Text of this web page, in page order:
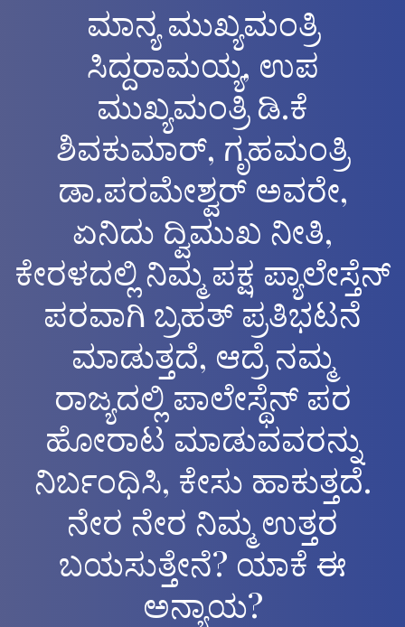
ಮಾನ್ಯ ಮುಖ್ಯಮಂತ್ರಿ
ಸಿದ್ದರಾಮಯ್ಯ, ಉಪ
ಮುಖ್ಯಮಂತ್ರಿ ಡಿ.ಕೆ
ಶಿವಕುಮಾರ್, ಗೃಹಮಂತ್ರಿ
ಡಾ.ಪರಮೇಶ್ವರ್ ಅವರೇ,
ಏನಿದು ದ್ವಿಮುಖ ನೀತಿ,
ಕೇರಳದಲ್ಲಿ ನಿಮ್ಮ ಪಕ್ಷ ಪ್ಯಾಲೇಸ್ತೆನ್
ಪರವಾಗಿ ಬ್ರಹತ್ ಪ್ರತಿಭಟನೆ
ಮಾಡುತ್ತದೆ, ಆದ್ರೆ ನಮ್ಮ
ರಾಜ್ಯದಲ್ಲಿ ಪಾಲೇಸ್ಥೆನ್ ಪರ
ಹೋರಾಟ ಮಾಡುವವರನ್ನು
ನಿರ್ಬಂಧಿಸಿ, ಕೇಸು ಹಾಕುತ್ತದೆ.
ನೇರ ನೇರ ನಿಮ್ಮ ಉತ್ತರ
ಬಯಸುತ್ತೇನೆ? ಯಾಕೆ ಈ
ಅನ್ಯಾಯ?